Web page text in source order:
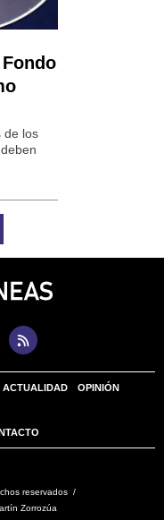
de los
ACTUALIDAD OPINIÓN
reservados /
Zorrozúa